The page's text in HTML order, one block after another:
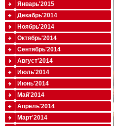
Январь'2015
Декабрь'2014
Ноябрь'2014
Октябрь'2014
Сентябрь'2014
Август'2014
Июль'2014
Июнь'2014
Май'2014
Апрель'2014
Март'2014